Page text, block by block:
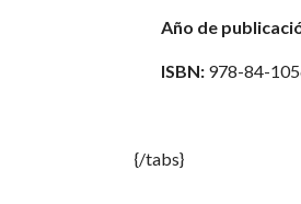
Año de
ISBN: 978-84-
{/tabs}